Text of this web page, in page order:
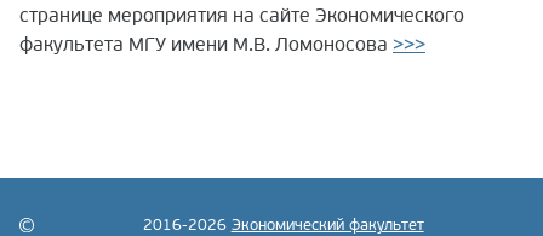
странице мероприятия на сайте Экономического
факультета МГУ имени М.В. Ломоносова >>>
2016-2026 Экономический факультет